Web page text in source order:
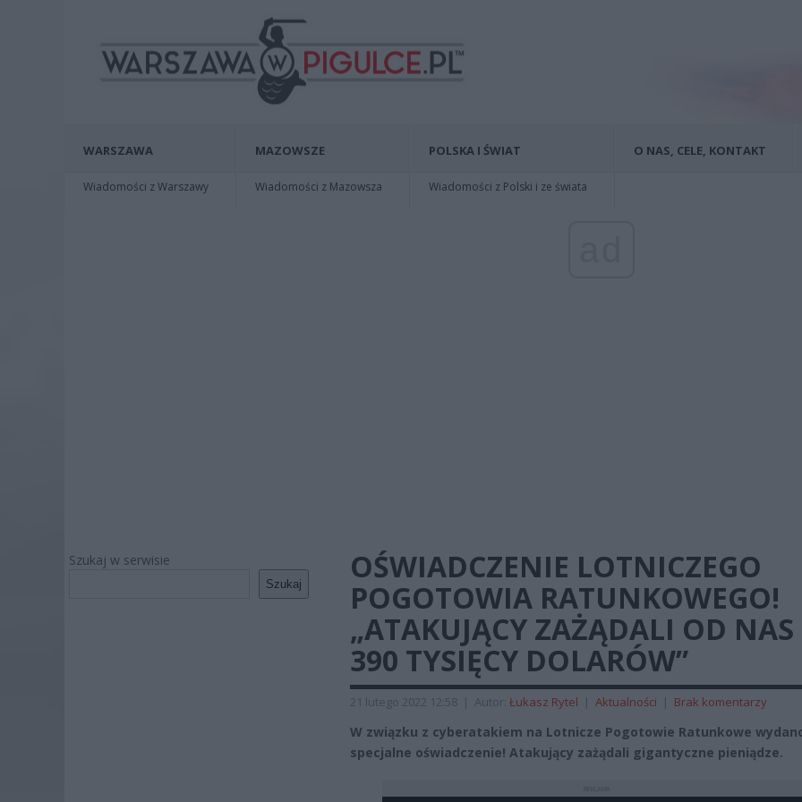
WARSZAWA
Wiadomości z Warszawy
MAZOWSZE
Wiadomości z Mazowsza
POLSKA I ŚWIAT
Wiadomości z Polski i ze świata
O NAS, CELE, KONTAKT
Szukaj w serwisie
Szukaj
OŚWIADCZENIE LOTNICZEGO
POGOTOWIA RATUNKOWEGO!
„ATAKUJĄCY ZAŻĄDALI OD NAS
390 TYSIĘCY DOLARÓW”
21 lutego 2022 12:58 | Autor: Łukasz Rytel | Aktualności | Brak komentarzy
W związku z cyberatakiem na Lotnicze Pogotowie Ratunkowe
specjalne oświadczenie! Atakujący zażądali gigantyczne pieniądze.